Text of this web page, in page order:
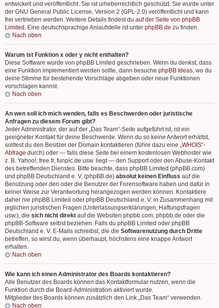
entwickelt und veröffentlicht. Sie ist urheberrechtlich geschützt. Sie wurde unter
der GNU General Public License, Version 2 (GPL-2.0) veröffentlicht und kann
frei vertrieben werden. Weitere Details findest du auf der Seite von phpBB
Limited . Eine deutschsprachige Anlaufstelle ist unter phpBB.de zu finden.
Nach oben
Warum ist Funktion x oder y nicht enthalten?
Diese Software wurde von phpBB Limited geschrieben. Wenn du denkst, dass
eine Funktion implementiert werden sollte, dann besuche phpBB Ideas, wo du
deine Stimme für bestehende Vorschläge abgeben oder neue Funktionen
vorschlagen kannst.
Nach oben
An wen soll ich mich wenden, falls es Beschwerden oder juristische
Anfragen zu diesem Forum gibt?
Jeder Administrator, der auf der „Das Team“-Seite aufgeführt ist, ist ein
geeigneter Kontakt für deine Beschwerde. Wenn du so keine Antwort erhältst,
solltest du den Besitzer der Domain kontaktieren (führe dazu eine „WHOIS“-
Abfrage durch) oder — falls diese Seite bei einem kostenlosen Webhoster wie
z. B. Yahoo!, free.fr, funpic.de usw. liegt — den Support oder den Abuse-Kontakt
des betreffenden Dienstes. Bitte beachte, dass phpBB Limited (phpBB.com)
und phpBB Deutschland e. V. (phpBB.de) absolut keinen Einfluss auf die
Benutzung oder den oder die Benutzer der Forensoftware haben und dafür in
keiner Weise zur Verantwortung herangezogen werden können. Kontaktiere
daher nie phpBB Limited oder phpBB Deutschland e. V. in Zusammenhang mit
jeglichen juristischen Fragen (Unterlassungserklärungen, Haftungsfragen
usw.), die sich nicht direkt auf die Websiten phpbb.com, phpbb.de oder die
phpBB-Software selbst beziehen. Falls du phpBB Limited oder phpBB
Deutschland e. V. E-Mails schreibst, die die Softwarenutzung durch Dritte
betreffen, so wirst du, wenn überhaupt, höchstens eine knappe Antwort
erhalten.
Nach oben
Wie kann ich einen Administrator des Boards kontaktieren?
Alle Benutzer des Boards können das Kontaktformular nutzen, wenn die
Funktion durch die Board-Administration aktiviert wurde.
Mitglieder des Boards können zusätzlich den Link „Das Team“ verwenden.
Nach oben